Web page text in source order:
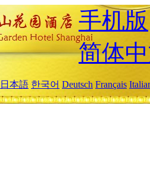
手机版
简体
日本語 한국어 Deutsch Français